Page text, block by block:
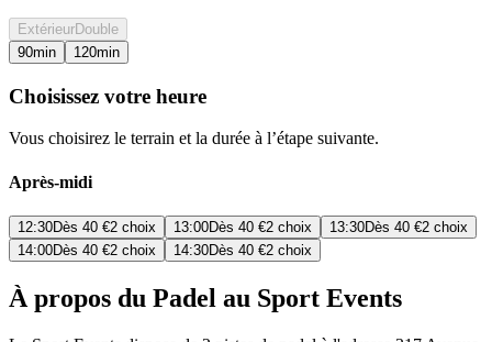
ExtérieurDouble
90min 120min
Choisissez votre heure
Vous choisirez le terrain et la durée à l’étape suivante.
Après-midi
12:30Dès 40 €2 choix 13:00Dès 40 €2 choix 13:30Dès 40 €2 choix
14:00Dès 40 €2 choix 14:30Dès 40 €2 choix
À propos du Padel au Sport Events